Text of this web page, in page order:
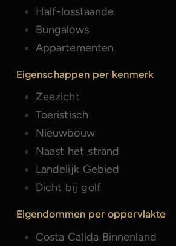
Half-losstaande
Bungalows
Appartementen
Eigenschappen per kenmerk
Zeezicht
Toeristisch
Nieuwbouw
Naast het strand
Landelijk Gebied
Dicht bij golf
Eigendommen per oppervlakte
Costa Calida Binnenland